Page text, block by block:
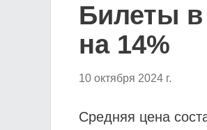
Билеты в
на 14%
10 октября 2024 г.
Средняя цена